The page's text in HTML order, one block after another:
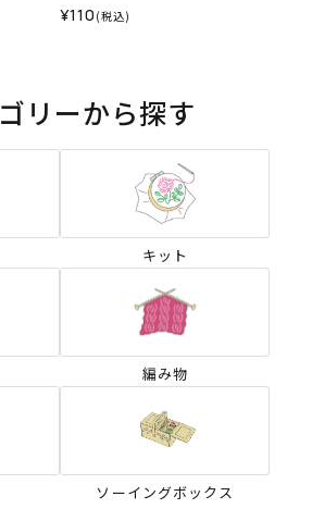
¥110 (税込)
リーから探す
キット
編み物
ソーイングボックス